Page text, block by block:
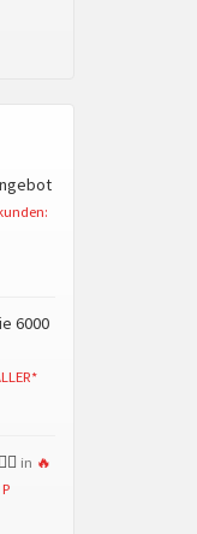
6000
in 🔥